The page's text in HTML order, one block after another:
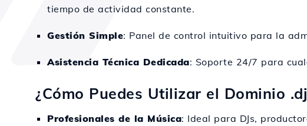
tiempo de actividad constante.
Gestión Simple: Panel de control intuitivo para la
Asistencia Técnica Dedicada: Soporte 24/7 para
¿Cómo Puedes Utilizar el Dominio
Profesionales de la Música: Ideal para DJs,